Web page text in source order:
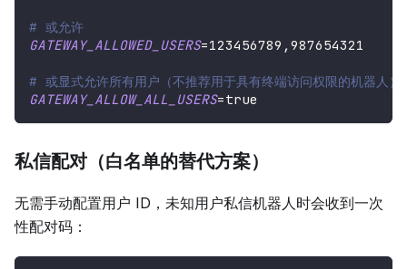
# 或允许
GATEWAY_ALLOWED_USERS=123456789,987654321
# 或显式允许所有用户（不推荐用于具有终端访问权限的机器人）
GATEWAY_ALLOW_ALL_USERS=true
私信配对（白名单的替代方案）
无需手动配置用户 ID，未知用户私信机器人时会收到一次
性配对码：